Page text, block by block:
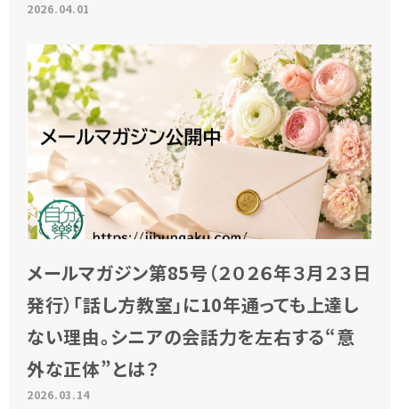
2026.04.01
メールマガジン第85号（２０２６年３月２３日
発行）「話し方教室」に10年通っても上達し
ない理由。シニアの会話力を左右する“意
外な正体”とは？
2026.03.14